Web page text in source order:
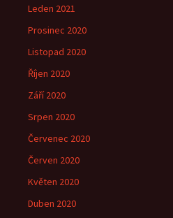
Leden 2021
Prosinec 2020
Listopad 2020
Říjen 2020
Září 2020
Srpen 2020
Červenec 2020
Červen 2020
Květen 2020
Duben 2020